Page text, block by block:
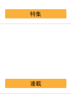
特集
連載